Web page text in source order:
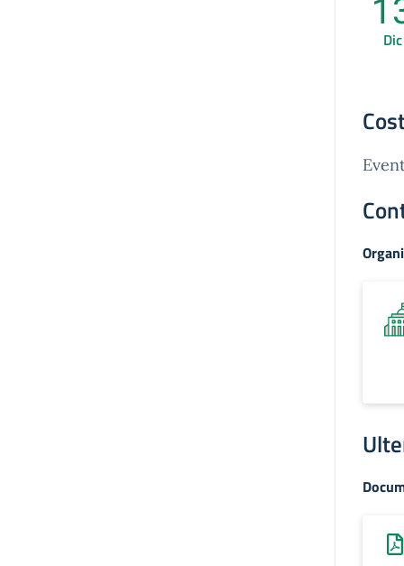
Dic